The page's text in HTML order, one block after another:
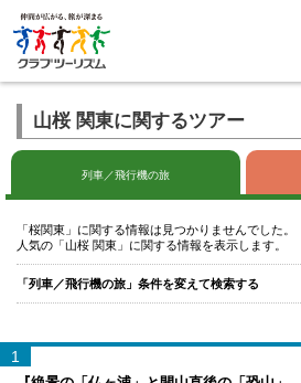
山桜 関東に関するツアー
列車／飛行機の旅
「桜関東」に関する情報は見つかりませんでした。
人気の「山桜 関東」に関する情報を表示します。
「列車／飛行機の旅」条件を変えて検索する
1